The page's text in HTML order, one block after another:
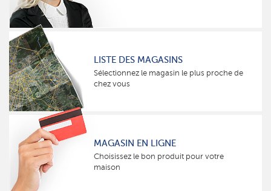
LISTE DES MAGASINS
Sélectionnez le magasin le plus proche de
chez vous
MAGASIN EN LIGNE
Choisissez le bon produit pour votre
maison